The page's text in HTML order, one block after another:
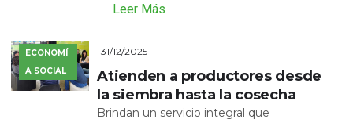
Leer Más
ECONOMÍ
A SOCIAL
31/12/2025
Atienden a productores desde
la siembra hasta la cosecha
Brindan un servicio integral que